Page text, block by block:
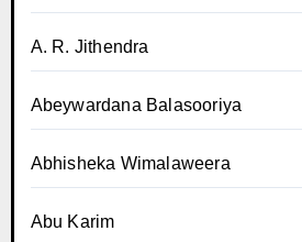
A. R. Jithendra
Abeywardana Balasooriya
Abhisheka Wimalaweera
Abu Karim